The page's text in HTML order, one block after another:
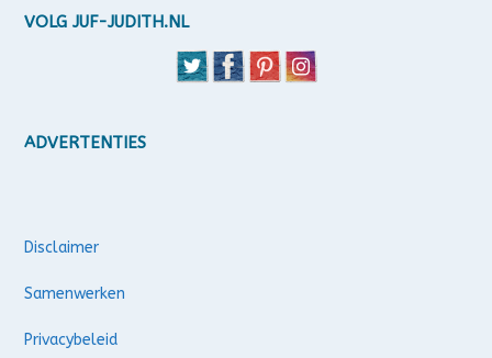
VOLG JUF-JUDITH.NL
ADVERTENTIES
Disclaimer
Samenwerken
Privacybeleid